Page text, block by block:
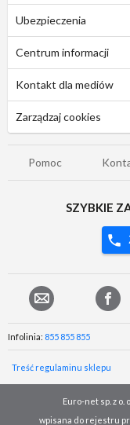
Ubezpieczenia
Centrum informacji
Kontakt dla mediów
Zarządzaj cookies
Pomoc
SZYBKIE
Infolinia: 855 855 855
Treść regulaminu sklepu
Euro-net sp. z o.
wpisana do rejestru